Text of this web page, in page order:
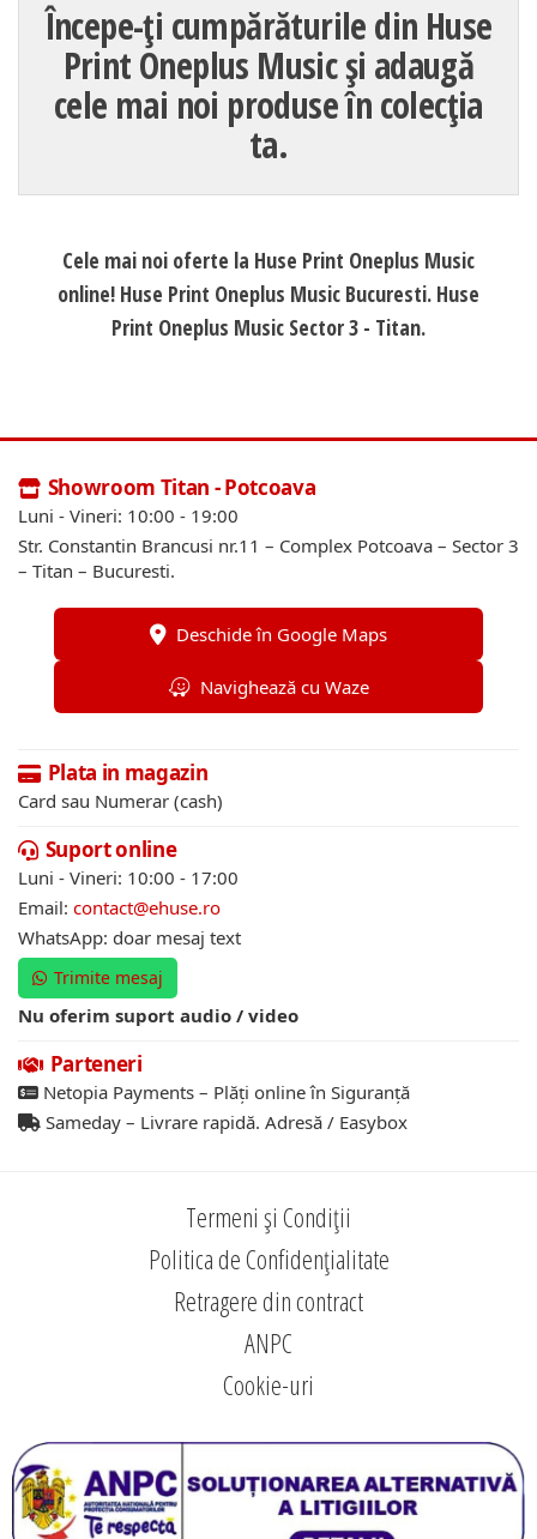
Începe-ți cumpărăturile din Huse
Print Oneplus Music și adaugă
cele mai noi produse în colecția
ta.
Cele mai noi oferte la Huse Print Oneplus Music
online! Huse Print Oneplus Music Bucuresti. Huse
Print Oneplus Music Sector 3 - Titan.
Showroom Titan - Potcoava
Luni - Vineri: 10:00 - 19:00
Str. Constantin Brancusi nr.11 – Complex Potcoava – Sector 3
– Titan – Bucuresti.
Deschide în Google Maps
Navighează cu Waze
Plata in magazin
Card sau Numerar (cash)
Suport online
Luni - Vineri: 10:00 - 17:00
Email: contact@ehuse.ro
WhatsApp: doar mesaj text
Trimite mesaj
Nu oferim suport audio / video
Parteneri
Netopia Payments – Plăți online în Siguranță
Sameday – Livrare rapidă. Adresă / Easybox
Termeni și Condiții
Politica de Confidențialitate
Retragere din contract
ANPC
Cookie-uri